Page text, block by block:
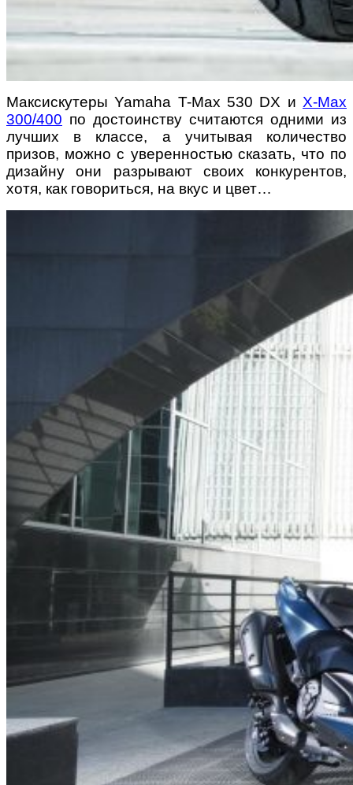
Максискутеры Yamaha T-Max 530 DX и X-Max
300/400 по достоинству считаются одними из
лучших в классе, а учитывая количество
призов, можно с уверенностью сказать, что по
дизайну они разрывают своих конкурентов,
хотя, как говориться, на вкус и цвет…